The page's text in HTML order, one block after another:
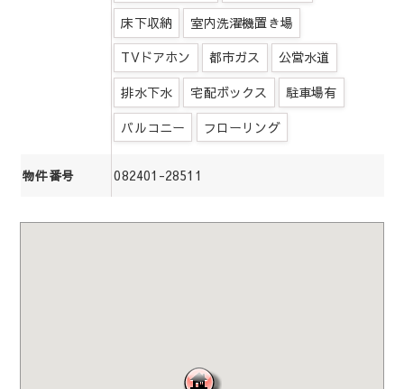
床下収納
室内洗濯機置き場
TVドアホン
都市ガス
公営水道
排水下水
宅配ボックス
駐車場有
バルコニー
フローリング
物件番号 082401-28511